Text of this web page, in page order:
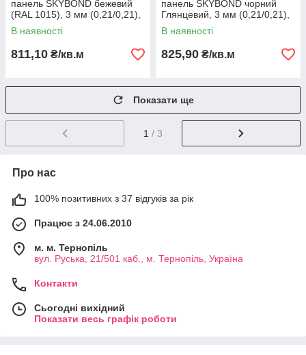
панель SKYBOND бежевий
(RAL 1015), 3 мм (0,21/0,21),
лист 1250х5800 мм
В наявності
811,10 ₴/кв.м
панель SKYBOND чорний
Глянцевий, 3 мм (0,21/0,21),
лист 1250х5800 мм
В наявності
825,90 ₴/кв.м
Показати ще
1 / 3
Про нас
100% позитивних з 37 відгуків за рік
Працює з 24.06.2010
м. м. Тернопіль
вул. Руська, 21/501 каб., м. Тернопіль, Україна
Контакти
Сьогодні вихідний
Показати весь графік роботи